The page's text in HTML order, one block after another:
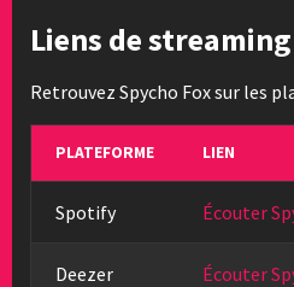
Liens de
Retrouvez Spycho Fox sur les
PLATEFORME LIEN
Spotify Écouter
Deezer Écouter